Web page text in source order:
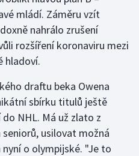
mládí. Záměru vzít
nahrálo zrušení
rozšíření koronaviru mezi
hladoví.
draftu beka Owena
sbírku titulů ještě
NHL. Má už zlato z
usilovat možná
o olympijské. "Je to